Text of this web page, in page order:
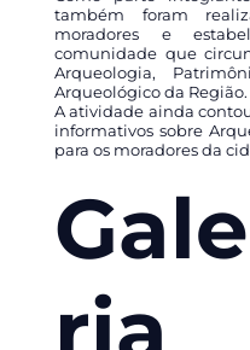
também foram
moradores e
comunidade que
Arqueologia,
Arqueológico da Região.
A atividade ainda
informativos sobre
para os moradores da
Gale
ria